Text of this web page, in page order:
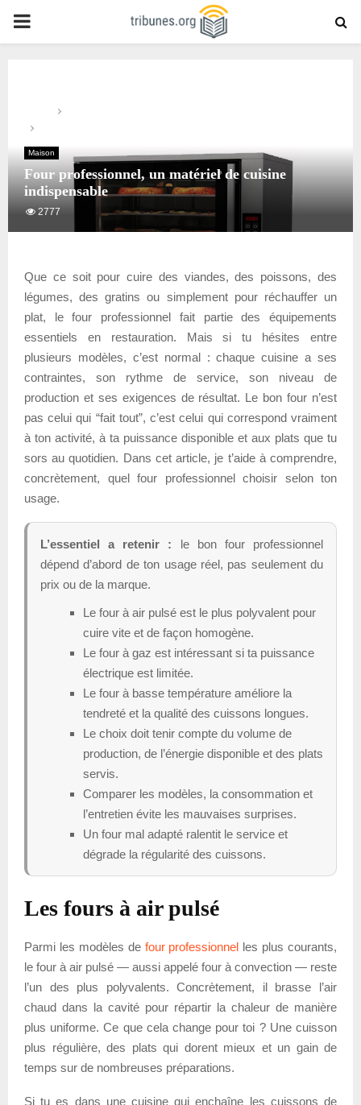
PRIMARY
Maison
Four professionnel, un matériel de cuisine
indispensable
2777
Que ce soit pour cuire des viandes, des poissons, des
légumes, des gratins ou simplement pour réchauffer un
plat, le four professionnel fait partie des équipements
essentiels en restauration. Mais si tu hésites entre
plusieurs modèles, c’est normal : chaque cuisine a ses
contraintes, son rythme de service, son niveau de
production et ses exigences de résultat. Le bon four n’est
pas celui qui “fait tout”, c’est celui qui correspond vraiment
à ton activité, à ta puissance disponible et aux plats que tu
sors au quotidien. Dans cet article, je t’aide à comprendre,
concrètement, quel four professionnel choisir selon ton
usage.
L’essentiel a retenir : le bon four professionnel
dépend d’abord de ton usage réel, pas seulement du
prix ou de la marque.
Le four à air pulsé est le plus polyvalent pour
cuire vite et de façon homogène.
Le four à gaz est intéressant si ta puissance
électrique est limitée.
Le four à basse température améliore la
tendreté et la qualité des cuissons longues.
Le choix doit tenir compte du volume de
production, de l’énergie disponible et des plats
servis.
Comparer les modèles, la consommation et
l’entretien évite les mauvaises surprises.
Un four mal adapté ralentit le service et
dégrade la régularité des cuissons.
Les fours à air pulsé
Parmi les modèles de four professionnel les plus courants,
le four à air pulsé — aussi appelé four à convection — reste
l’un des plus polyvalents. Concrètement, il brasse l’air
chaud dans la cavité pour répartir la chaleur de manière
plus uniforme. Ce que cela change pour toi ? Une cuisson
plus régulière, des plats qui dorent mieux et un gain de
temps sur de nombreuses préparations.
Si tu es dans une cuisine qui enchaîne les cuissons de